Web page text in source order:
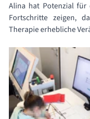
Alina hat Potenzial
Fortschritte zeigen,
Therapie erhebliche